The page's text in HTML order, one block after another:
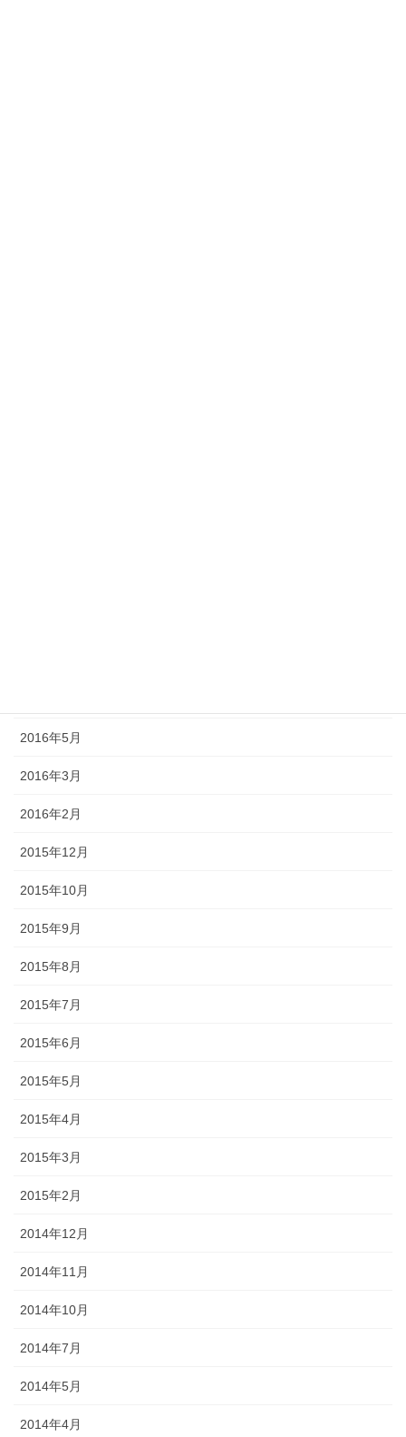
2016年5月
2016年3月
2016年2月
2015年12月
2015年10月
2015年9月
2015年8月
2015年7月
2015年6月
2015年5月
2015年4月
2015年3月
2015年2月
2014年12月
2014年11月
2014年10月
2014年7月
2014年5月
2014年4月